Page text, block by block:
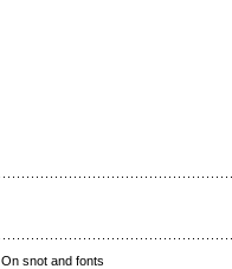
On snot and fonts